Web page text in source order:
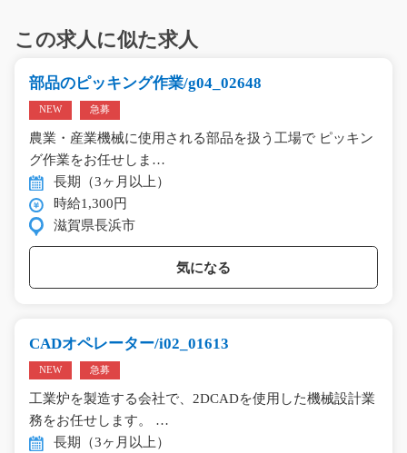
この求人に似た求人
部品のピッキング作業/g04_02648
NEW 急募
農業・産業機械に使用される部品を扱う工場で ピッキン
グ作業をお任せしま…
長期（3ヶ月以上）
時給1,300円
滋賀県長浜市
気になる
CADオペレーター/i02_01613
NEW 急募
工業炉を製造する会社で、2DCADを使用した機械設計業
務をお任せします。 …
長期（3ヶ月以上）